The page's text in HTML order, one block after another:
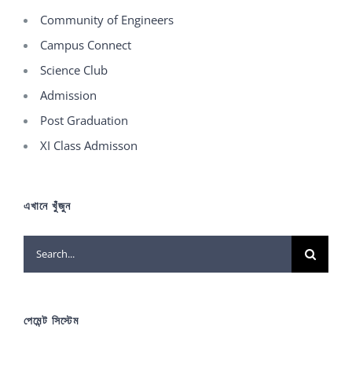
Community of Engineers
Campus Connect
Science Club
Admission
Post Graduation
XI Class Admisson
এখানে খুঁজুন
Search
for:
পেমেন্ট সিস্টেম